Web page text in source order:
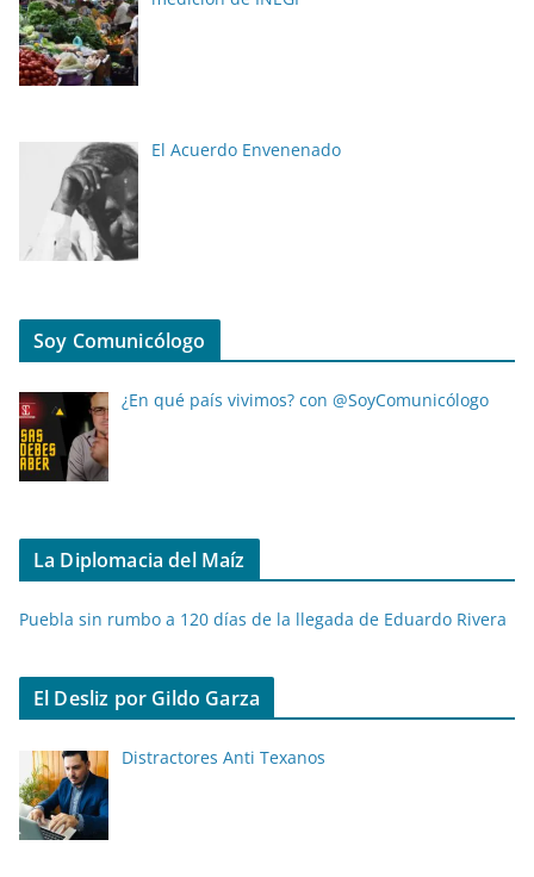
El Acuerdo Envenenado
Soy Comunicólogo
¿En qué país vivimos? con @SoyComunicólogo
La Diplomacia del Maíz
Puebla sin rumbo a 120 días de la llegada de Eduardo Rivera
El Desliz por Gildo Garza
Distractores Anti Texanos